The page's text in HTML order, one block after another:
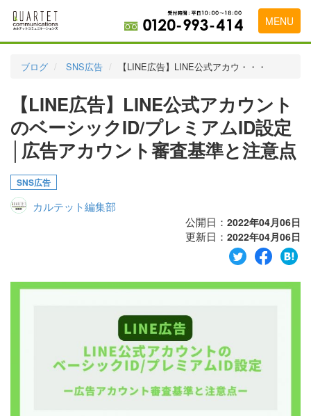
MENU
実績・お客様の声
初めて導入をお考えの方
広告代理店・HP制作会社様へ
お問い合わせ
ブログ SNS広告 【LINE広告】LINE公式アカウ・・・
【LINE広告】LINE公式アカウント
のベーシックID/プレミアムID設定
│広告アカウント審査基準と注意点
SNS広告
カルテット編集部
公開日： 2022年04月06日
更新日： 2022年04月06日